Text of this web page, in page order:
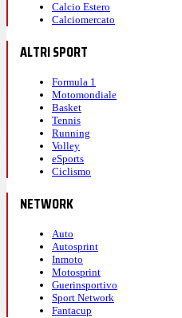
Calcio Estero
Calciomercato
ALTRI SPORT
Formula 1
Motomondiale
Basket
Tennis
Running
Volley
eSports
Ciclismo
NETWORK
Auto
Autosprint
Inmoto
Motosprint
Guerinsportivo
Sport Network
Fantacup